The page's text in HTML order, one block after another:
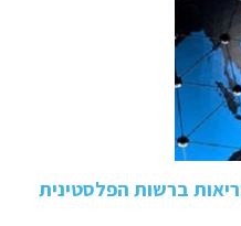
ברשות הפלסטינית